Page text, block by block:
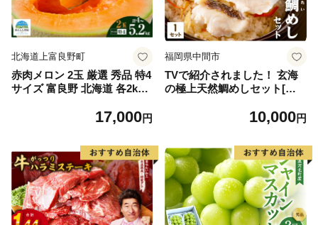
北海道上富良野町
赤肉メロン 2玉 厳選 秀品 特4
サイズ 富良野 北海道 各2kg
富良野 メロン めろん 果物 く
17,000円
福岡県中間市
TVで紹介されました！ 玄海
の極上天然鯛めしセット[鯛
だし]【010-0001】10,000円